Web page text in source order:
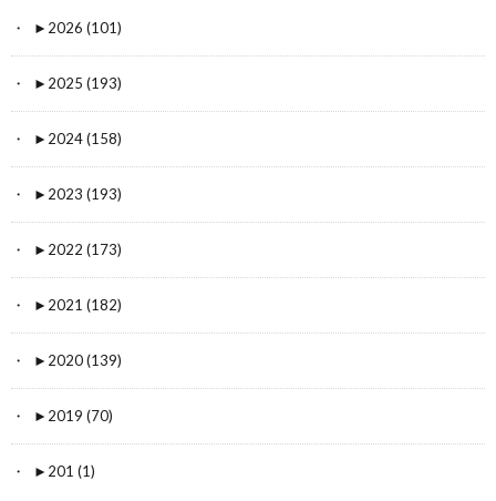
► 2026 (101)
► 2025 (193)
► 2024 (158)
► 2023 (193)
► 2022 (173)
► 2021 (182)
► 2020 (139)
► 2019 (70)
► 201 (1)